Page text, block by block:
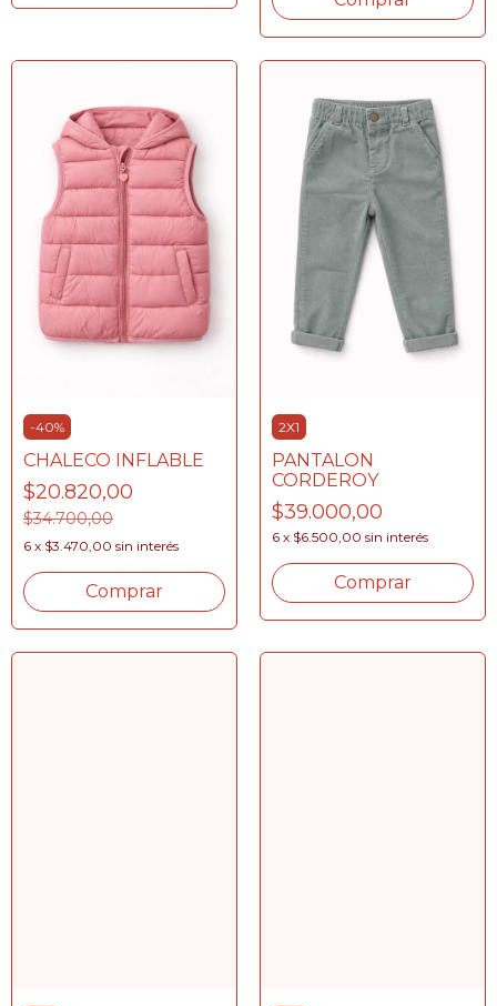
-40%
CHALECO INFLABLE
$20.820,00
$34.700,00
6 x $3.470,00 sin interés
Comprar
2X1
PANTALON
CORDEROY
$39.000,00
6 x $6.500,00 sin interés
Comprar